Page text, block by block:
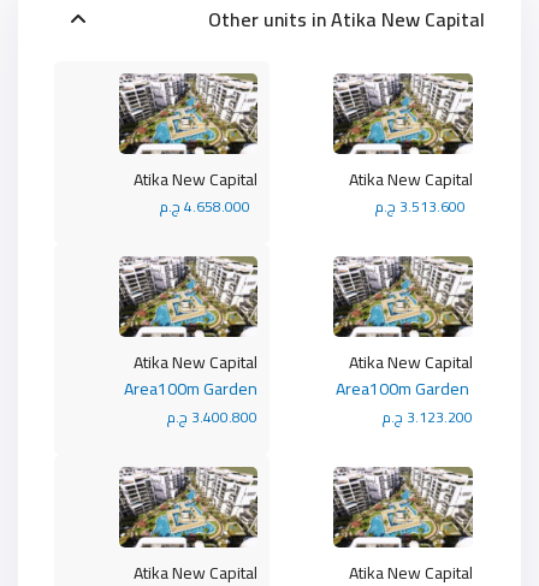
Other units inAtika New Capital
Atika New Capital Atika New Capital
Atika New Capital
Area100m Garden
3.400.800 ج.م
Atika New Capital
3.123.200 ج.م
Atika New Capital
Atika New Capital